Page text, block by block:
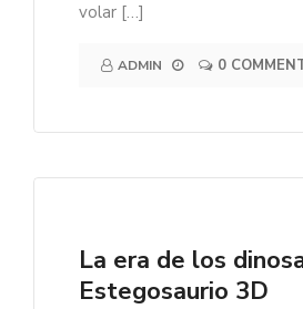
volar […]
ADMIN 0
La era de los
Estegosaurio 3D